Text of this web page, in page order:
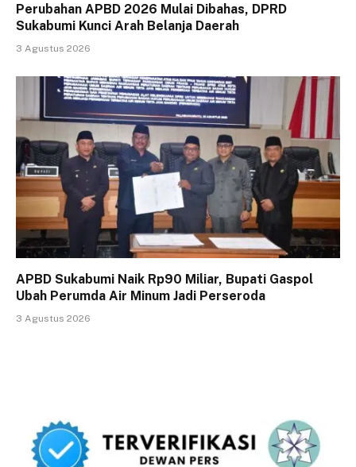
Perubahan APBD 2026 Mulai Dibahas, DPRD
Sukabumi Kunci Arah Belanja Daerah
3 Agustus 2026
APBD Sukabumi Naik Rp90 Miliar, Bupati Gaspol
Ubah Perumda Air Minum Jadi Perseroda
3 Agustus 2026